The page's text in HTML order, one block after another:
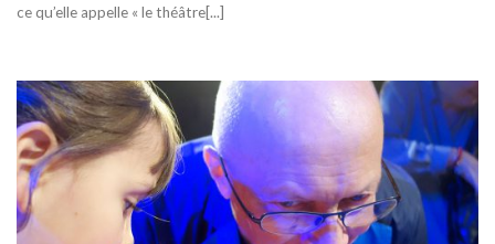
ce qu’elle appelle « le théâtre[...]